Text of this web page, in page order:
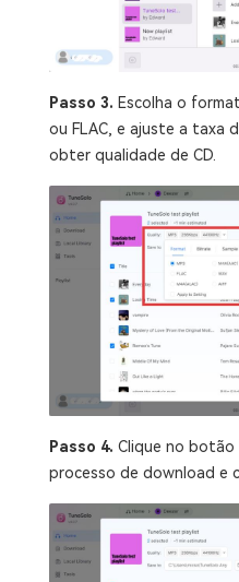
Passo 3. Escolha o
ou FLAC, e ajuste a taxa
obter qualidade de CD.
Passo 4. Clique no botão
processo de download e